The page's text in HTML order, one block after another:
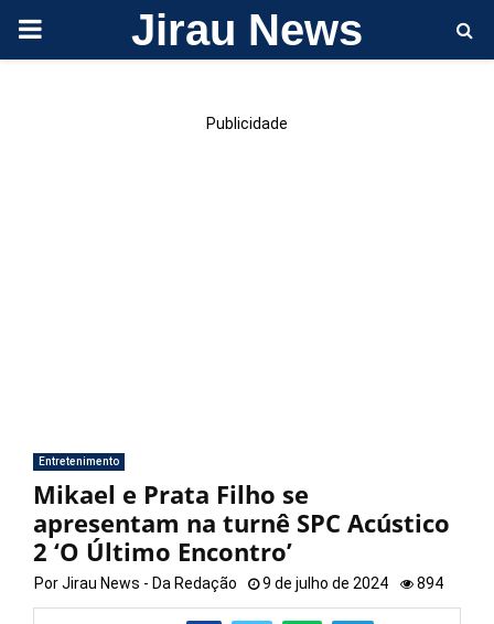
PRIMARY Jirau News
Publicidade
Entretenimento
Mikael e Prata Filho se
apresentam na turnê SPC Acústico
2 ‘O Último Encontro’
PorJirau News - Da Redação 9 de julho de 2024 894